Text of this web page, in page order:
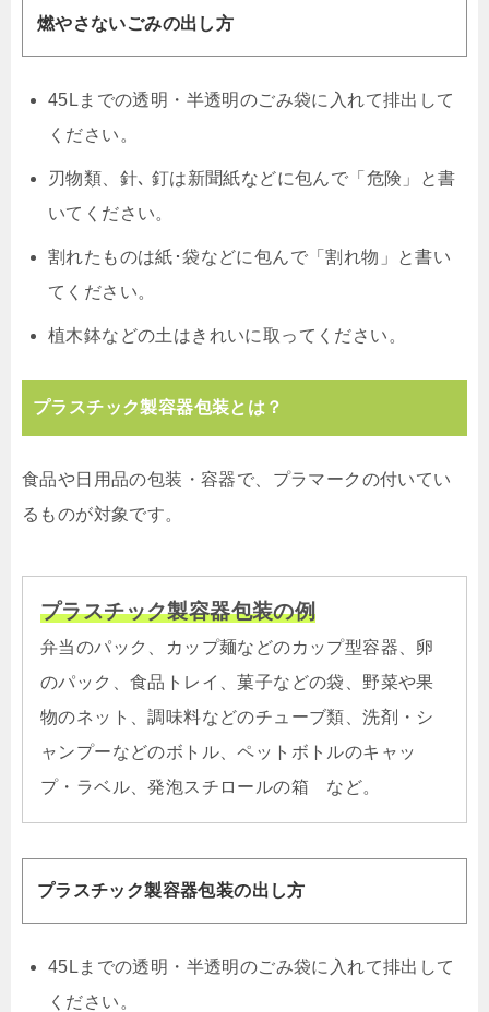
燃やさないごみの出し方
45Lまでの透明・半透明のごみ袋に入れて排出して
ください。
刃物類、針､ 釘は新聞紙などに包んで「危険」と書
いてください。
割れたものは紙･袋などに包んで「割れ物」と書い
てください。
植木鉢などの土はきれいに取ってください。
プラスチック製容器包装とは？
食品や日用品の包装・容器で、プラマークの付いてい
るものが対象です。
プラスチック製容器包装の例
弁当のパック、カップ麺などのカップ型容器、卵
のパック、食品トレイ、菓子などの袋、野菜や果
物のネット、調味料などのチューブ類、洗剤・シ
ャンプーなどのボトル、ペットボトルのキャッ
プ・ラベル、発泡スチロールの箱 など。
プラスチック製容器包装の出し方
45Lまでの透明・半透明のごみ袋に入れて排出して
ください。